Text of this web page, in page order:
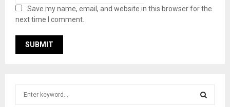
Save my name, email, and website in this browser for the
next time I comment.